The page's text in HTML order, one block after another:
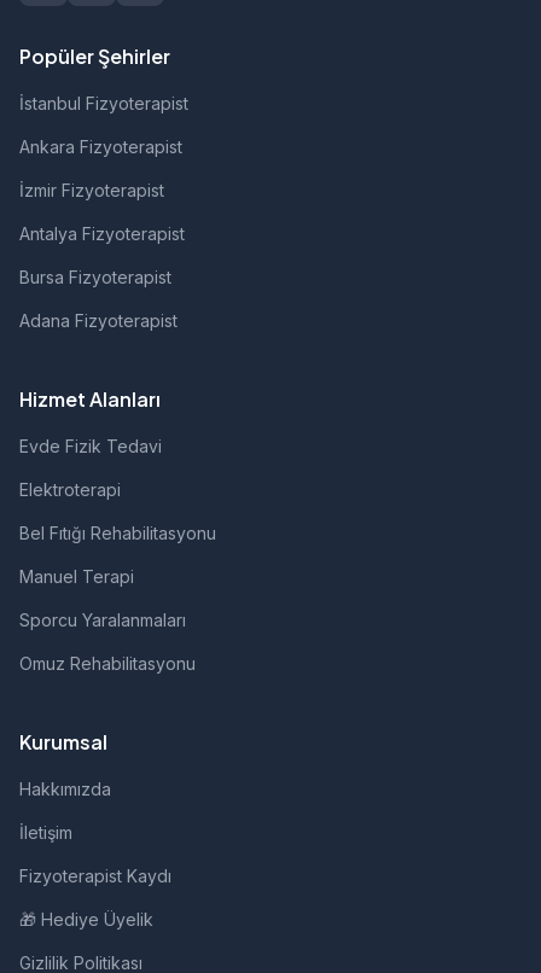
Popüler Şehirler
İstanbul Fizyoterapist
Ankara Fizyoterapist
İzmir Fizyoterapist
Antalya Fizyoterapist
Bursa Fizyoterapist
Adana Fizyoterapist
Hizmet Alanları
Evde Fizik Tedavi
Elektroterapi
Bel Fıtığı Rehabilitasyonu
Manuel Terapi
Sporcu Yaralanmaları
Omuz Rehabilitasyonu
Kurumsal
Hakkımızda
İletişim
Fizyoterapist Kaydı
🎁 Hediye Üyelik
Gizlilik Politikası